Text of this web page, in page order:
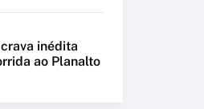
inédita
ao Planalto